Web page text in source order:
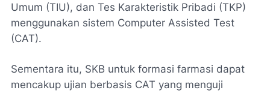
Umum (TIU), dan Tes Karakteristik Pribadi (TKP)
menggunakan sistem Computer Assisted Test
(CAT).
Sementara itu, SKB untuk formasi farmasi dapat
mencakup ujian berbasis CAT yang menguji